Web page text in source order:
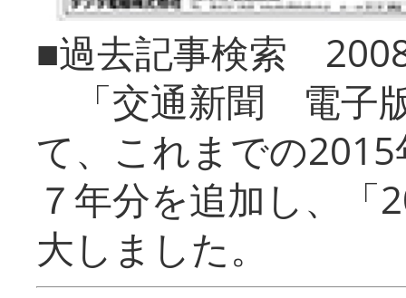
■過去記事検索
「交通新聞 電子
て、これまでの
７年分を追加し、「
大しまし